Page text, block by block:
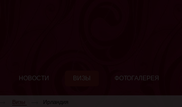
НОВОСТИ ВИЗЫ ФОТОГАЛЕРЕЯ
Визы Ирландия